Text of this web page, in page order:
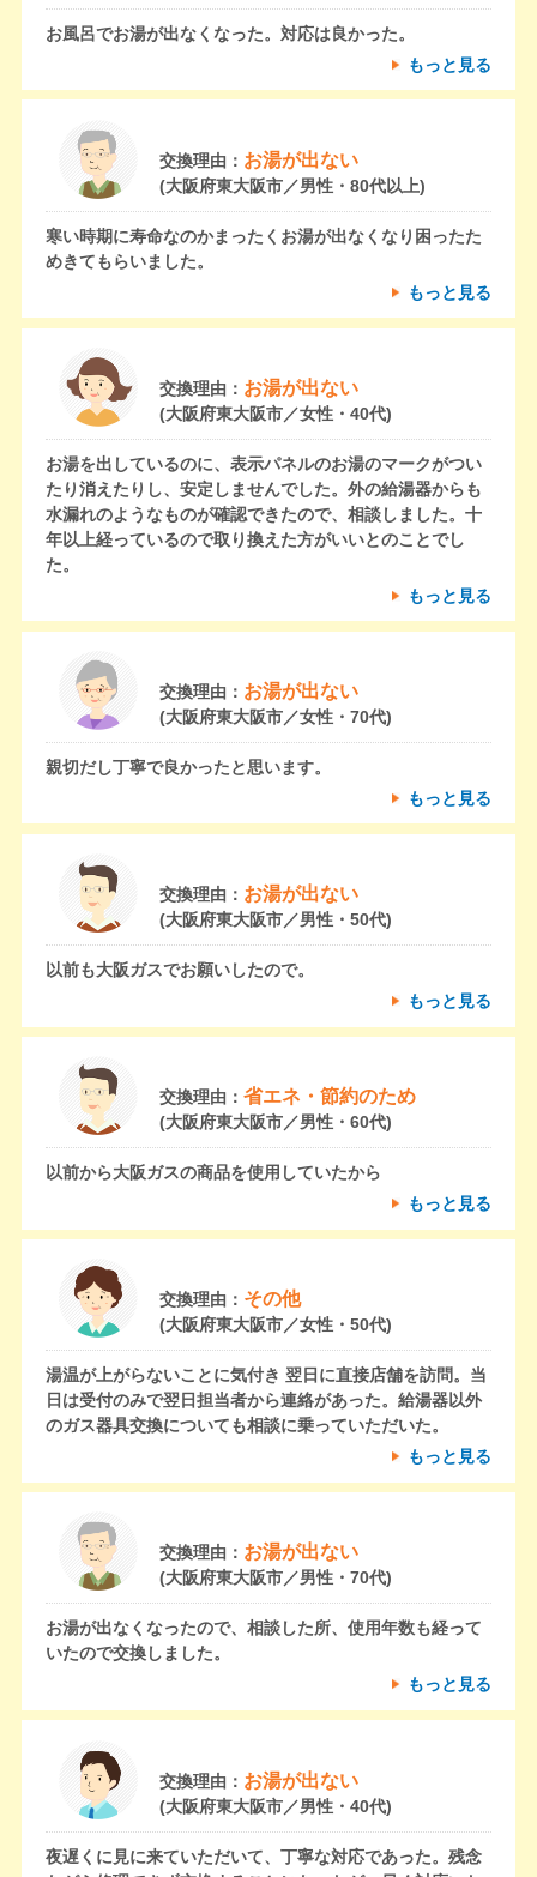
お風呂でお湯が出なくなった。対応は良かった。
もっと見る
交換理由： お湯が出ない
(大阪府東大阪市／男性・80代以上)
寒い時期に寿命なのかまったくお湯が出なくなり困ったた
めきてもらいました。
もっと見る
交換理由： お湯が出ない
(大阪府東大阪市／女性・40代)
お湯を出しているのに、表示パネルのお湯のマークがつい
たり消えたりし、安定しませんでした。外の給湯器からも
水漏れのようなものが確認できたので、相談しました。十
年以上経っているので取り換えた方がいいとのことでし
た。
もっと見る
交換理由： お湯が出ない
(大阪府東大阪市／女性・70代)
親切だし丁寧で良かったと思います。
もっと見る
交換理由： お湯が出ない
(大阪府東大阪市／男性・50代)
以前も大阪ガスでお願いしたので。
もっと見る
交換理由： 省エネ・節約のため
(大阪府東大阪市／男性・60代)
以前から大阪ガスの商品を使用していたから
もっと見る
交換理由： その他
(大阪府東大阪市／女性・50代)
湯温が上がらないことに気付き 翌日に直接店舗を訪問。当
日は受付のみで翌日担当者から連絡があった。給湯器以外
のガス器具交換についても相談に乗っていただいた。
もっと見る
交換理由： お湯が出ない
(大阪府東大阪市／男性・70代)
お湯が出なくなったので、相談した所、使用年数も経って
いたので交換しました。
もっと見る
交換理由： お湯が出ない
(大阪府東大阪市／男性・40代)
夜遅くに見に来ていただいて、丁寧な対応であった。残念